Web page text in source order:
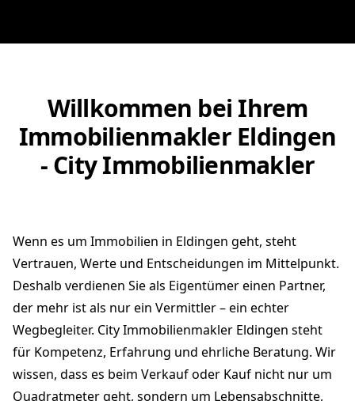
Willkommen bei Ihrem
Immobilienmakler Eldingen
- City Immobilienmakler
Wenn es um Immobilien in Eldingen geht, steht
Vertrauen, Werte und Entscheidungen im Mittelpunkt.
Deshalb verdienen Sie als Eigentümer einen Partner,
der mehr ist als nur ein Vermittler – ein echter
Wegbegleiter. City Immobilienmakler Eldingen steht
für Kompetenz, Erfahrung und ehrliche Beratung. Wir
wissen, dass es beim Verkauf oder Kauf nicht nur um
Quadratmeter geht, sondern um Lebensabschnitte,